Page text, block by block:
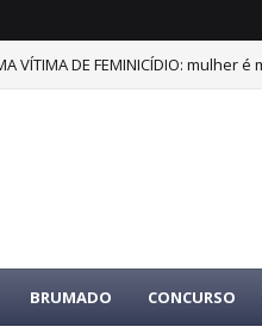
VÍTIMA DE FEMINICÍDIO:
BRUMADO CONCURSO